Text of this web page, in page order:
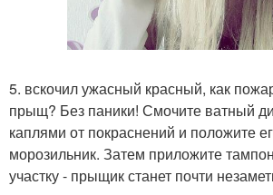
5. вскочил ужасный красный, как
прыщ? Без паники! Смочите ватный
каплями от покраснений и положите
морозильник. Затем приложите
участку - прыщик станет почти